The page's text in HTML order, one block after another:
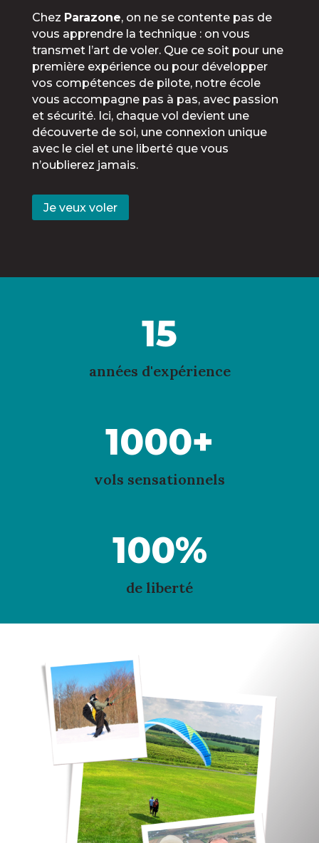
Chez Parazone, on ne se contente pas de
vous apprendre la technique : on vous
transmet l’art de voler. Que ce soit pour une
première expérience ou pour développer
vos compétences de pilote, notre école
vous accompagne pas à pas, avec passion
et sécurité. Ici, chaque vol devient une
découverte de soi, une connexion unique
avec le ciel et une liberté que vous
n’oublierez jamais.
Je veux voler
15
années d'expérience
1000+
vols sensationnels
100%
de liberté